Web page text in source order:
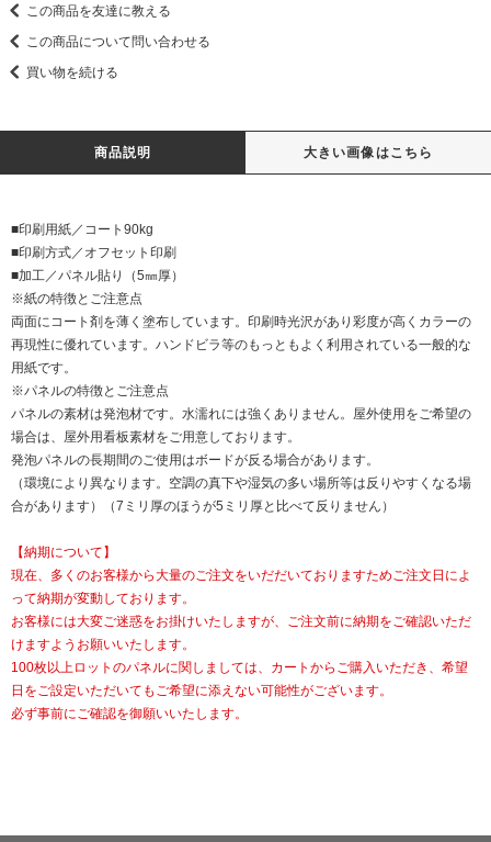
この商品を友達に教える
この商品について問い合わせる
買い物を続ける
商品説明 大きい画像はこちら
■印刷用紙／コート90kg
■印刷方式／オフセット印刷
■加工／パネル貼り（5㎜厚）
※紙の特徴とご注意点
両面にコート剤を薄く塗布しています。印刷時光沢があり彩度が高くカラーの
再現性に優れています。ハンドビラ等のもっともよく利用されている一般的な
用紙です。
※パネルの特徴とご注意点
パネルの素材は発泡材です。水濡れには強くありません。屋外使用をご希望の
場合は、屋外用看板素材をご用意しております。
発泡パネルの長期間のご使用はボードが反る場合があります。
（環境により異なります。空調の真下や湿気の多い場所等は反りやすくなる場
合があります）（7ミリ厚のほうが5ミリ厚と比べて反りません）
【納期について】
現在、多くのお客様から大量のご注文をいだだいておりますためご注文日によ
って納期が変動しております。
お客様には大変ご迷惑をお掛けいたしますが、ご注文前に納期をご確認いただ
けますようお願いいたします。
100枚以上ロットのパネルに関しましては、カートからご購入いただき、希望
日をご設定いただいてもご希望に添えない可能性がございます。
必ず事前にご確認を御願いいたします。